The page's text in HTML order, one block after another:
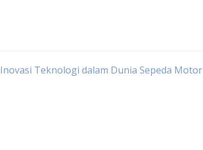
Inovasi Teknologi dalam Dunia Sepeda Motor